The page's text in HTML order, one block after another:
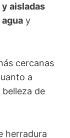
aisladas
agua y
cercanas
a
de
herradura